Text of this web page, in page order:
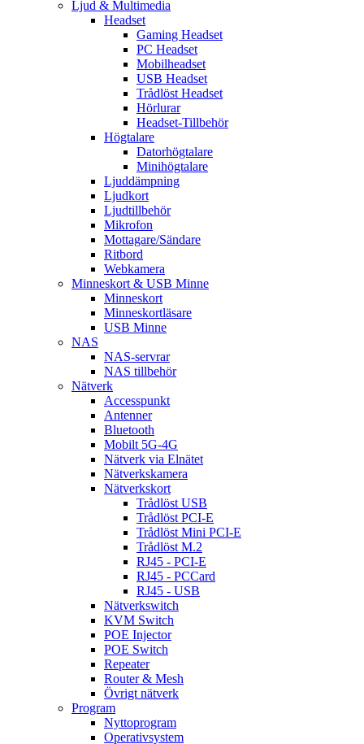
Ljud & Multimedia
Headset
Gaming Headset
PC Headset
Mobilheadset
USB Headset
Trådlöst Headset
Hörlurar
Headset-Tillbehör
Högtalare
Datorhögtalare
Minihögtalare
Ljuddämpning
Ljudkort
Ljudtillbehör
Mikrofon
Mottagare/Sändare
Ritbord
Webkamera
Minneskort & USB Minne
Minneskort
Minneskortläsare
USB Minne
NAS
NAS-servrar
NAS tillbehör
Nätverk
Accesspunkt
Antenner
Bluetooth
Mobilt 5G-4G
Nätverk via Elnätet
Nätverkskamera
Nätverkskort
Trådlöst USB
Trådlöst PCI-E
Trådlöst Mini PCI-E
Trådlöst M.2
RJ45 - PCI-E
RJ45 - PCCard
RJ45 - USB
Nätverkswitch
KVM Switch
POE Injector
POE Switch
Repeater
Router & Mesh
Övrigt nätverk
Program
Nyttoprogram
Operativsystem